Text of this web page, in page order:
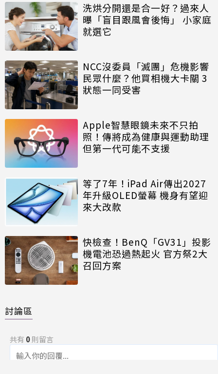
洗烘分開還是合一好？過來人
曝「盲目跟風會後悔」 小家庭
就選它
NCC沒委員「滅團」危機影響
民眾什麼？他買相機大卡關 3
狀態一同受害
Apple智慧眼鏡未來不只拍
照！傳將成為健康與運動助理
但第一代可能不支援
等了7年！iPad Air傳出2027
年升級OLED螢幕 機身有望迎
來大改款
快檢查！BenQ「GV31」投影
機電池恐過熱起火 官方祭2大
召回方案
討論區
共有 0則留言